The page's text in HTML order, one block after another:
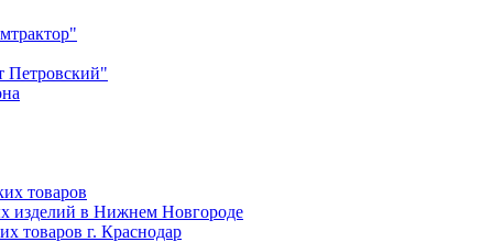
Петровский"
товаров
изделий в Нижнем Новгороде
товаров г. Краснодар